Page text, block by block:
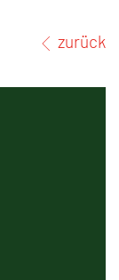
zurück